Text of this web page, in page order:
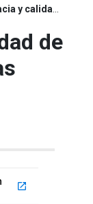
Polifarmacia y calidad de vida en las personas mayores
de
launch